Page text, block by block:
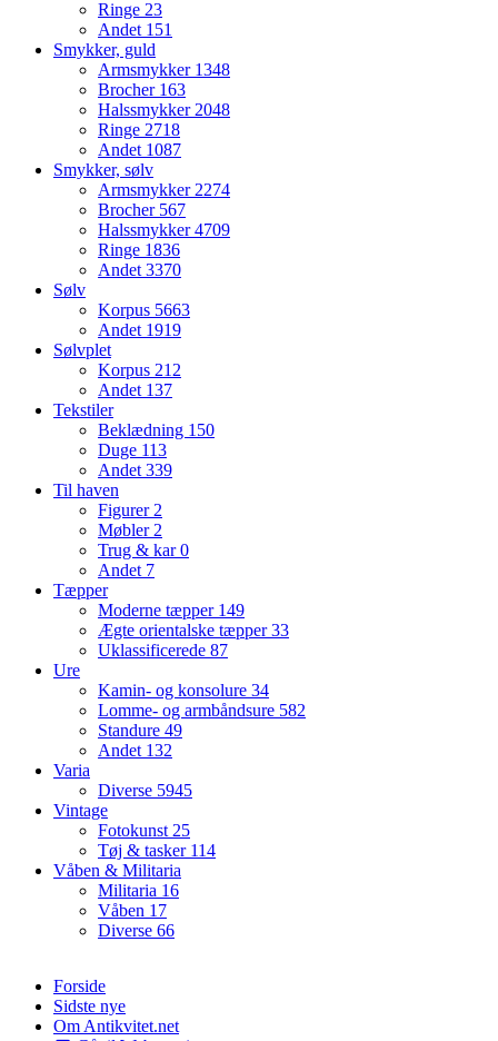
Ringe 23
Andet 151
Smykker, guld
Armsmykker 1348
Brocher 163
Halssmykker 2048
Ringe 2718
Andet 1087
Smykker, sølv
Armsmykker 2274
Brocher 567
Halssmykker4709
Ringe 1836
Andet 3370
Sølv
Korpus 5663
Andet 1919
Sølvplet
Korpus 212
Andet 137
Tekstiler
Beklædning 150
Duge 113
Andet 339
Til haven
Figurer 2
Møbler 2
Trug & kar0
Andet 7
Tæpper
Moderne tæpper 149
Ægte orientalske tæpper33
Uklassificerede 87
Ure
Kamin- og konsolure 34
Lomme- og armbåndsure 582
Standure 49
Andet 132
Varia
Diverse 5945
Vintage
Fotokunst 25
Tøj & tasker 114
Våben & Militaria
Militaria 16
Våben 17
Diverse 66
Forside
Sidste nye
Om Antikvitet.net